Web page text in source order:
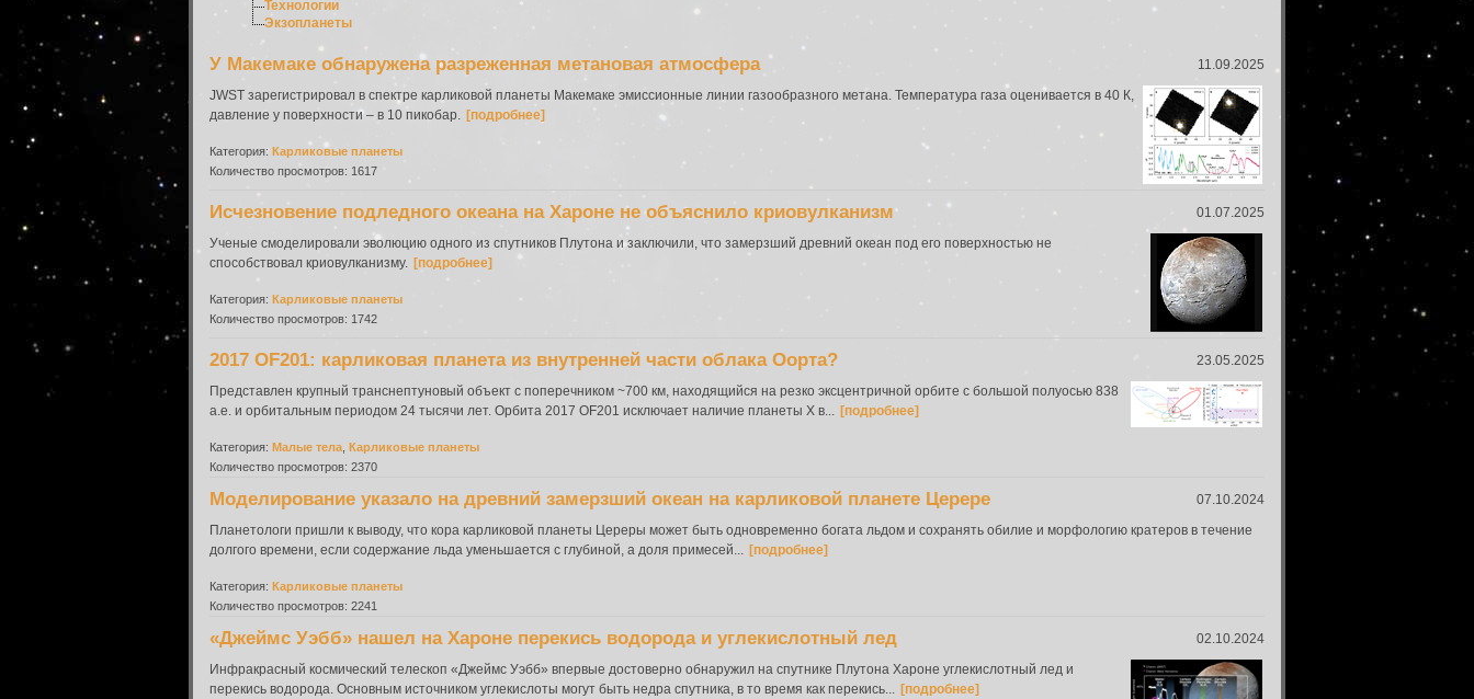
Технологии
Экзопланеты
11.09.2025
У Макемаке обнаружена разреженная метановая атмосфера
JWST зарегистрировал в спектре карликовой планеты Макемаке эмиссионные линии газообразного метана. Температура газа оценивается в 40 К,
давление у поверхности – в 10 пикобар. [подробнее]
Категория: Карликовые планеты
Количество просмотров: 1617
01.07.2025
Исчезновение подледного океана на Хароне не объяснило криовулканизм
Ученые смоделировали эволюцию одного из спутников Плутона и заключили, что замерзший древний океан под его поверхностью не
способствовал криовулканизму. [подробнее]
Категория: Карликовые планеты
Количество просмотров: 1742
23.05.2025
2017 OF201: карликовая планета из внутренней части облака Оорта?
Представлен крупный транснептуновый объект с поперечником ~700 км, находящийся на резко эксцентричной орбите с большой полуосью 838
а.е. и орбитальным периодом 24 тысячи лет. Орбита 2017 OF201 исключает наличие планеты X в... [подробнее]
Категория: Малые тела Карликовые планеты
Количество просмотров: 2370
07.10.2024
Моделирование указало на древний замерзший океан на карликовой планете Церере
Планетологи пришли к выводу, что кора карликовой планеты Цереры может быть одновременно богата льдом и сохранять обилие и морфологию кратеров в течение
долгого времени, если содержание льда уменьшается с глубиной, а доля примесей... [подробнее]
Категория: Карликовые планеты
Количество просмотров: 2241
02.10.2024
«Джеймс Уэбб» нашел на Хароне перекись водорода и углекислотный лед
Инфракрасный космический телескоп «Джеймс Уэбб» впервые достоверно обнаружил на спутнике Плутона Хароне углекислотный лед и
перекись водорода. Основным источником углекислоты могут быть недра спутника, в то время как перекись... [подробнее]